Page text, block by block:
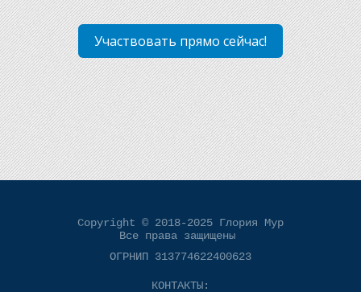
Участвовать прямо сейчас!
Copyright © 2018-2025 Глория Мур
Все права защищены
ОГРНИП 313774622400623
КОНТАКТЫ: